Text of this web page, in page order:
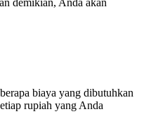
demikian, Anda akan
biaya yang dibutuhkan
rupiah yang Anda